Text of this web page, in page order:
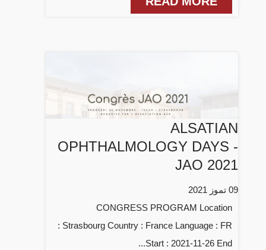
ALSATIAN
OPHTHALMOLOGY DAYS -
JAO 2021
09 تموز 2021
CONGRESS PROGRAM Location
: Strasbourg Country : France Language : FR
Start : 2021-11-26 End...